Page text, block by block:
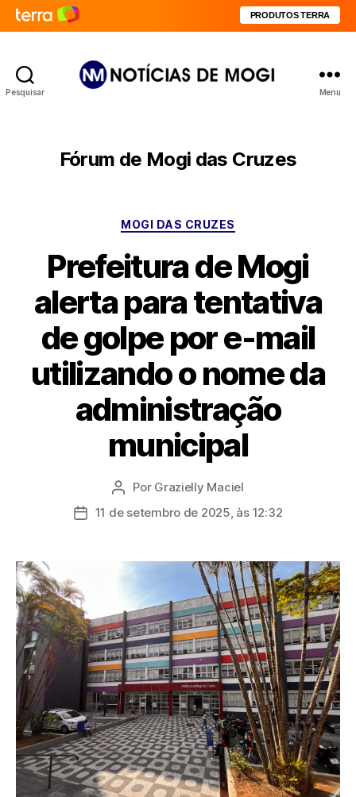
PRODUTOS TERRA
Pesquisar Menu
Fórum de Mogi das Cruzes
Categorias
MOGI DAS CRUZES
Prefeitura de Mogi
alerta para tentativa
de golpe por e-mail
utilizando o nome da
administração
municipal
Autor
Por Grazielly Maciel
Data11 de setembro de 2025, às 12:32